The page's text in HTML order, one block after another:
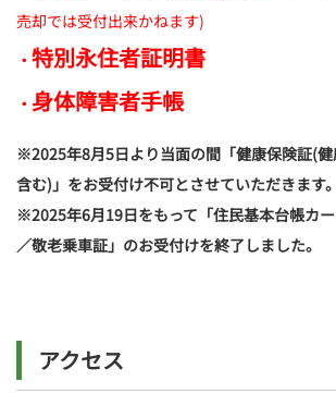
売却では受付出来かねます)
・ 特別永住者証明書
・ 身体障害者手帳
※2025年8月5日より当面の間「健康保険証(
含む)」をお受付け不可とさせていただきます。
※2025年6月19日をもって「住民基本台帳カ
／敬老乗車証」のお受付けを終了しました。
アクセス